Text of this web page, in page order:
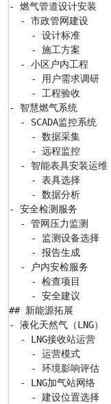
- 燃气管道设计安装
  - 市政管网建设
    - 设计标准
    - 施工方案
  - 小区户内工程
    - 用户需求调研
    - 工程验收
- 智慧燃气系统
  - SCADA监控系统
    - 数据采集
    - 远程监控
  - 智能表具安装运维
    - 表具选择
    - 数据分析
- 安全检测服务
  - 管网压力监测
    - 监测设备选择
    - 报告生成
  - 户内安检服务
    - 检查项目
    - 安全建议
## 新能源拓展
- 液化天然气（LNG）
  - LNG接收站运营
    - 运营模式
    - 环境影响评估
  - LNG加气站网络
    - 建设位置选择